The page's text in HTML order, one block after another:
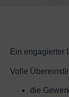
Ein engagierter
Volle
die